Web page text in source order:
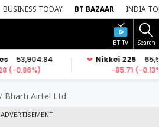
BUSINESS TODAY BT BAZAAR INDIA
BT TV Search
Bharti Airtel Ltd
ADVERTISEMENT